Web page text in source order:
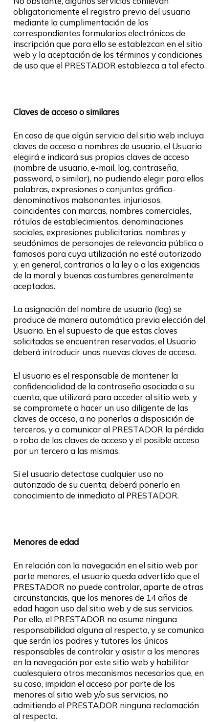
obligatoriamente el registro previo del usuario
mediante la cumplimentación de los
correspondientes formularios electrónicos de
inscripción que para ello se establezcan en el sitio
web y la aceptación de los términos y condiciones
de uso que el PRESTADOR establezca a tal efecto.
Claves de acceso o similares
En caso de que algún servicio del sitio web incluya
claves de acceso o nombres de usuario, el Usuario
elegirá e indicará sus propias claves de acceso
(nombre de usuario, e-mail, log, contraseña,
password, o similar), no pudiendo elegir para ellos
palabras, expresiones o conjuntos gráfico-
denominativos malsonantes, injuriosos,
coincidentes con marcas, nombres comerciales,
rótulos de establecimientos, denominaciones
sociales, expresiones publicitarias, nombres y
seudónimos de personajes de relevancia pública o
famosos para cuya utilización no esté autorizado
y, en general, contrarios a la ley o a las exigencias
de la moral y buenas costumbres generalmente
aceptadas.
La asignación del nombre de usuario (log) se
produce de manera automática previa elección del
Usuario. En el supuesto de que estas claves
solicitadas se encuentren reservadas, el Usuario
deberá introducir unas nuevas claves de acceso.
El usuario es el responsable de mantener la
confidencialidad de la contraseña asociada a su
cuenta, que utilizará para acceder al sitio web, y
se compromete a hacer un uso diligente de las
claves de acceso, a no ponerlas a disposición de
terceros, y a comunicar al PRESTADOR la pérdida
o robo de las claves de acceso y el posible acceso
por un tercero a las mismas.
Si el usuario detectase cualquier uso no
autorizado de su cuenta, deberá ponerlo en
conocimiento de inmediato al PRESTADOR.
Menores de edad
En relación con la navegación en el sitio web por
parte menores, el usuario queda advertido que el
PRESTADOR no puede controlar, aparte de otras
circunstancias, que los menores de 14 años de
edad hagan uso del sitio web y de sus servicios.
Por ello, el PRESTADOR no asume ninguna
responsabilidad alguna al respecto, y se comunica
que serán los padres y tutores los únicos
responsables de controlar y asistir a los menores
en la navegación por este sitio web y habilitar
cualesquiera otros mecanismos necesarios que, en
su caso, impidan el acceso por parte de los
menores al sitio web y/o sus servicios, no
admitiendo el PRESTADOR ninguna reclamación
al respecto.